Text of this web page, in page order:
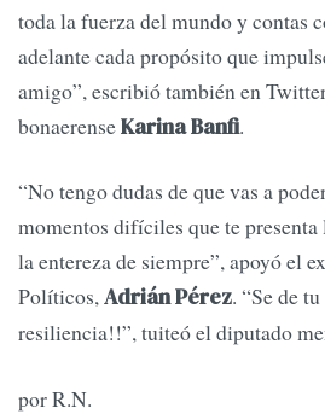
toda la fuerza del mundo y contas
adelante cada propósito que
amigo”, escribió también en
bonaerenseKarina Banfi.
“No tengo dudas de que vas a
momentos difíciles que te
la entereza de siempre”, apoyó el
Políticos,Adrián Pérez. “Se de
resiliencia!!”, tuiteó el diputado
por R.N.